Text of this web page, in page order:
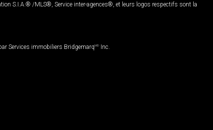
S.I.A.® /MLS®, Service inter-agences®, et leurs logos respectifs sont la
Services immobiliers BridgemarqMD Inc.